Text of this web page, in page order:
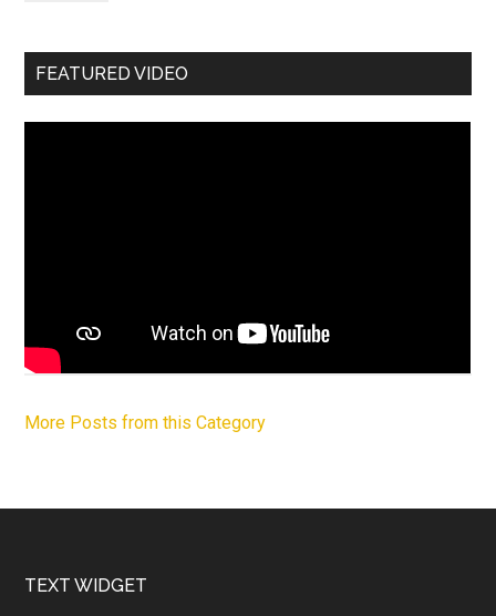
FEATURED VIDEO
More Posts from this Category
Footer
TEXT WIDGET